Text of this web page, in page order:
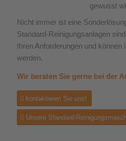
gewusst
Nicht immer ist eine
Standard-Reinigungsanlagen
Ihren Anforderungen und können
werden.
Wir beraten Sie gerne bei der
kontaktieren Sie uns!
Unsere Standard-